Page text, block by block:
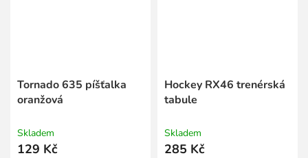
Tornado 635 píšťalka
oranžová
Skladem
129 Kč
Hockey RX46 trenérská
tabule
Skladem
285 Kč